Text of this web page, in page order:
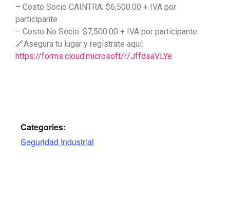
– Costo Socio CAINTRA: $6,500.00 + IVA por
participante
– Costo No Socio: $7,500.00 + IVA por participante
🔗Asegura tu lugar y regístrate aquí:
https://forms.cloud.microsoft/r/JffdsaVLYe
Categories:
Seguridad Industrial